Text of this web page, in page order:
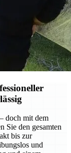
doch mit dem
Sie den gesamten
bis zur
und